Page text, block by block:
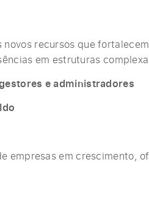
recursos que
em estruturas
e administradores
empresas em crescimento,